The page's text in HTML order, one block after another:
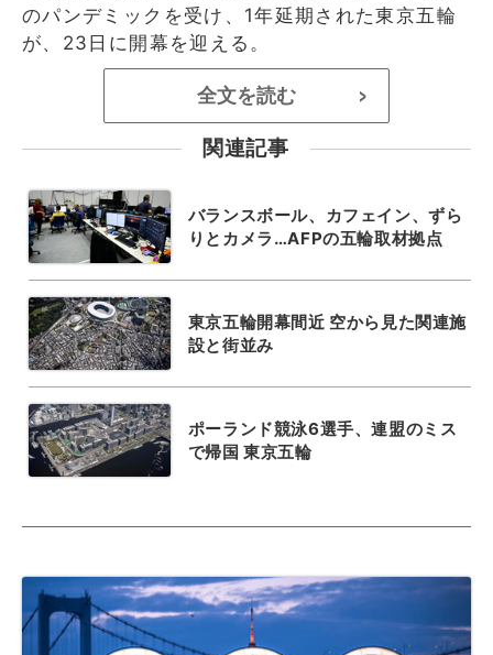
のパンデミックを受け、1年延期された東京五輪
が、23日に開幕を迎える。
全文を読む >
関連記事
バランスボール、カフェイン、ずら
りとカメラ…AFPの五輪取材拠点
東京五輪開幕間近 空から見た関連施
設と街並み
ポーランド競泳6選手、連盟のミス
で帰国 東京五輪